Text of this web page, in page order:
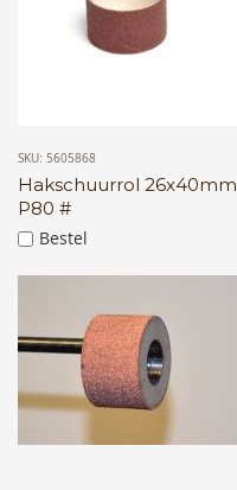
SKU: 5605868
Hakschuurrol 26x40mm
P80 #
Bestel